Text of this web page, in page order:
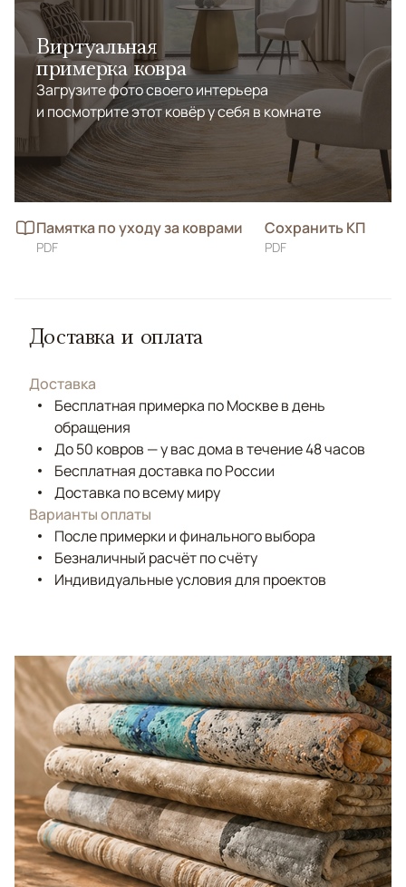
Виртуальная
примерка ковра
Загрузите фото своего интерьера
и посмотрите этот ковёр у себя в комнате
Памятка по уходу за коврами
PDF
Сохранить КП
PDF
Доставка и оплата
Доставка
Бесплатная примерка по Москве в день
обращения
До 50 ковров — у вас дома в течение 48 часов
Бесплатная доставка по России
Доставка по всему миру
Варианты оплаты
После примерки и финального выбора
Безналичный расчёт по счёту
Индивидуальные условия для проектов